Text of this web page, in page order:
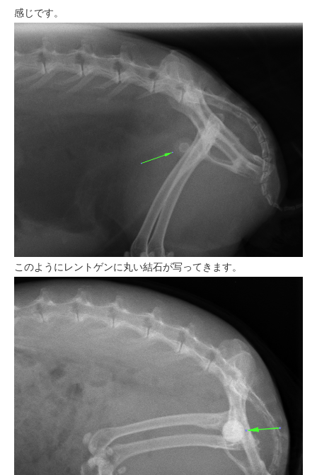
感じです。
このようにレントゲンに丸い結石が写ってきます。